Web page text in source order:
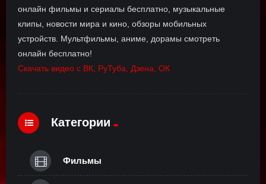
онлайн фильмы и сериалы бесплатно, музыкальные
клипы, новости мира и кино, обзоры мобильных
устройств. Мультфильмы, аниме, дорамы смотреть
онлайн бесплатно!
Скачать видео с ВК, РуТуба, Дзена, ОК
Категории
Фильмы